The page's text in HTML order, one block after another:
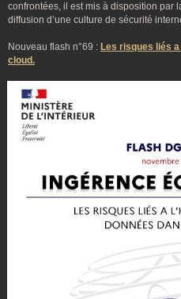
confrontées, il est mis à disposition par
diffusion d’une culture de sécurité
Nouveau flash n°69 : Les risques liés
cloud.